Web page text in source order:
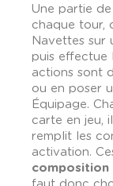
Une partie
chaque tour,
Navettes sur
puis effectue
actions sont
ou en poser
Équipage.
carte en jeu,
remplit les
activation.
composition